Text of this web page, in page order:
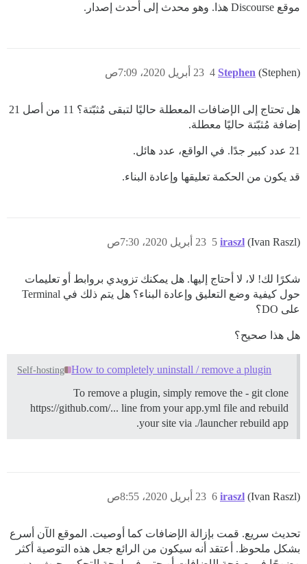
موقع Discourse هذا. وهو محدث إلى أحدث إصدار.
Stephen (Stephen) 23 أبريل 2020، 7:09ص 4
هل تحتاج إلى الإضافات المعطلة حاليًا لتبقى مُثبّتة؟ 11 من أصل 21
إضافة مُثبّتة حاليًا معطلة.
21 عدد كبير جدًا. في الواقع، عدد هائل.
قد يكون من الحكمة تعليقها وإعادة البناء.
iraszl (Ivan Raszl) 23 أبريل 2020، 7:30ص 5
شكرًا لك! لا، لا أحتاج إليها. هل يمكنك تزويدي بروابط أو تعليمات
حول كيفية وضع التعليق وإعادة البناء؟ هل يتم ذلك في Terminal
على DO؟
هل هذا صحيح؟
How to completely uninstall / remove a plugin
Self-hosting
To remove a plugin, simply remove the - git clone
https://github.com/... line from your app.yml file and rebuild
your site via ./launcher rebuild app.
iraszl (Ivan Raszl) 23 أبريل 2020، 8:55ص 6
تحديث سريع. قمت بإزالة الإضافات كما أوصيت. الموقع الآن أسرع
بشكل ملحوظ. أعتقد أنه سيكون من الرائع جعل هذه التوصية أكثر